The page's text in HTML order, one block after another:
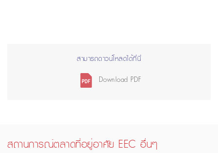
สามารถดาวน์โหลดได้ที่นี่
Download PDF
สถานการณ์ตลาดที่อยู่อาศัย EEC อื่นๆ